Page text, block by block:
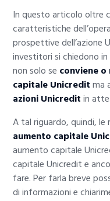
In questo articolo oltre
caratteristiche
prospettive dell’azione
investitori si chiedono
non solo se conviene
capitale Unicreditma
azioni Unicreditin
A tal riguardo, quindi, le
aumento capitale
aumento capitale
capitale Unicredit e
fare. Per farla breve
di informazioni e